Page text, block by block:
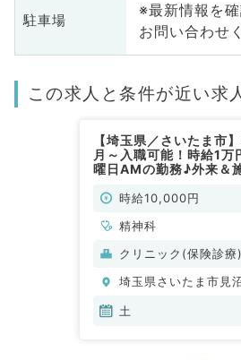
駐車場
※最新情報を
お問い合わせ
この求人と条件が近い求
【埼玉県／さいたま市
月～入職可能！時給1
曜日AMの勤務♪外来＆
時給10,000円
精神科
クリニック(保険診療)
埼玉県さいたま市見
土